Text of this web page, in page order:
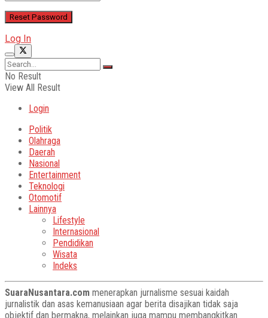
Log In
No Result
View All Result
Login
Politik
Olahraga
Daerah
Nasional
Entertainment
Teknologi
Otomotif
Lainnya
Lifestyle
Internasional
Pendidikan
Wisata
Indeks
SuaraNusantara.com menerapkan jurnalisme sesuai kaidah
jurnalistik dan asas kemanusiaan agar berita disajikan tidak saja
objektif dan bermakna, melainkan juga mampu membangkitkan